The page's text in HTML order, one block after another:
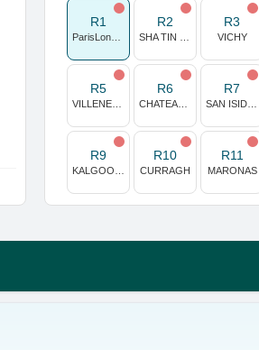
R1 R2 R3
VICHY
R5 R6 R7
R9 R10
CURRAGH
R11
MARONAS